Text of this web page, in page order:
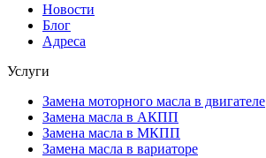
Новости
Блог
Адреса
Услуги
Замена моторного масла в двигателе
Замена масла в АКПП
Замена масла в МКПП
Замена масла в вариаторе